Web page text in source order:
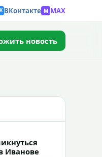
ВКонтакте M MAX
новость
Иванове